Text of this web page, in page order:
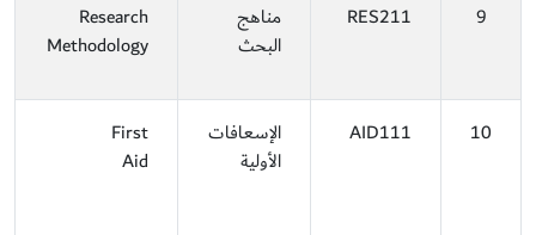
9
RES211
مناهج
البحث
Research
Methodology
10
AID111
الإسعافات
الأولية
First